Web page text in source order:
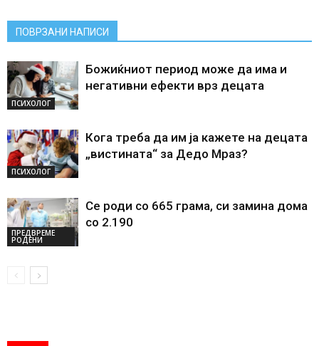
ПОВРЗАНИ НАПИСИ
ПСИХОЛОГ
Божиќниот период може да има и
негативни ефекти врз децата
ПСИХОЛОГ
Кога треба да им ја кажете на децата
„вистината“ за Дедо Мраз?
ПРЕДВРЕМЕ
РОДЕНИ
Се роди со 665 грама, си замина дома
со 2.190